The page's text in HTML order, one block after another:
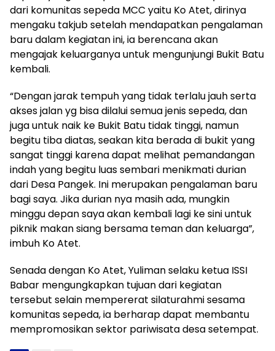
dari komunitas sepeda MCC yaitu Ko Atet, dirinya
mengaku takjub setelah mendapatkan pengalaman
baru dalam kegiatan ini, ia berencana akan
mengajak keluarganya untuk mengunjungi Bukit Batu
kembali.
“Dengan jarak tempuh yang tidak terlalu jauh serta
akses jalan yg bisa dilalui semua jenis sepeda, dan
juga untuk naik ke Bukit Batu tidak tinggi, namun
begitu tiba diatas, seakan kita berada di bukit yang
sangat tinggi karena dapat melihat pemandangan
indah yang begitu luas sembari menikmati durian
dari Desa Pangek. Ini merupakan pengalaman baru
bagi saya. Jika durian nya masih ada, mungkin
minggu depan saya akan kembali lagi ke sini untuk
piknik makan siang bersama teman dan keluarga”,
imbuh Ko Atet.
Senada dengan Ko Atet, Yuliman selaku ketua ISSI
Babar mengungkapkan tujuan dari kegiatan
tersebut selain mempererat silaturahmi sesama
komunitas sepeda, ia berharap dapat membantu
mempromosikan sektor pariwisata desa setempat.